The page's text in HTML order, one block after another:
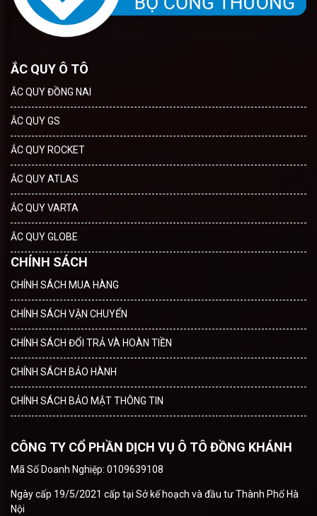
ẮC QUY Ô TÔ
ẮC QUY ĐỒNG NAI
ẮC QUY GS
ẮC QUY ROCKET
ẮC QUY ATLAS
ẮC QUY VARTA
ẮC QUY GLOBE
CHÍNH SÁCH
CHÍNH SÁCH MUA HÀNG
CHÍNH SÁCH VẬN CHUYỂN
CHÍNH SÁCH ĐỔI TRẢ VÀ HOÀN TIỀN
CHÍNH SÁCH BẢO HÀNH
CHÍNH SÁCH BẢO MẬT THÔNG TIN
CÔNG TY CỔ PHẦN DỊCH VỤ Ô TÔ ĐỒNG KHÁNH
Mã Số Doanh Nghiệp: 0109639108
Ngày cấp 19/5/2021 cấp tại Sở kế hoạch và đầu tư Thành Phố Hà
Nội